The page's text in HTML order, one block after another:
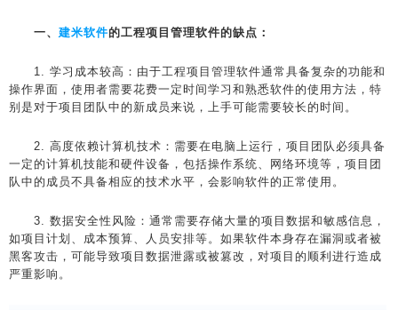
一、 建米软件的工程项目管理软件的缺点：
1. 学习成本较高：由于工程项目管理软件通常具备复杂的功能和
操作界面，使用者需要花费一定时间学习和熟悉软件的使用方法，特
别是对于项目团队中的新成员来说，上手可能需要较长的时间。
2. 高度依赖计算机技术：需要在电脑上运行，项目团队必须具备
一定的计算机技能和硬件设备，包括操作系统、网络环境等，项目团
队中的成员不具备相应的技术水平，会影响软件的正常使用。
3. 数据安全性风险：通常需要存储大量的项目数据和敏感信息，
如项目计划、成本预算、人员安排等。如果软件本身存在漏洞或者被
黑客攻击，可能导致项目数据泄露或被篡改，对项目的顺利进行造成
严重影响。